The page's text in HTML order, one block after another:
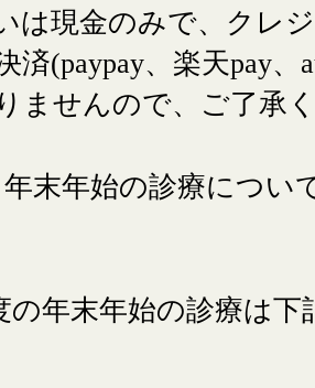
は現金のみで、クレ
済(paypay、楽天pay、
ませんので、ご了承
末年始の診療につい
年末年始の診療は下